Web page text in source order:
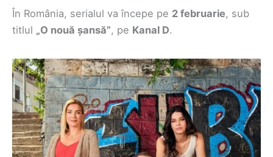
În România, serialul va începe pe 2 februarie, sub
titlul „O nouă șansă”, pe Kanal D.